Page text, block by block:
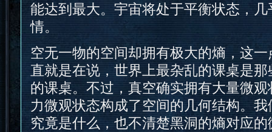
能达到最大。宇宙将处于平衡状态，
情。
空无一物的空间却拥有极大的熵，这
直就是在说，世界上最杂乱的课桌是
的课桌。不过，真空确实拥有大量微
力微观状态构成了空间的几何结构。
究竟是什么，也不清楚黑洞的熵对应